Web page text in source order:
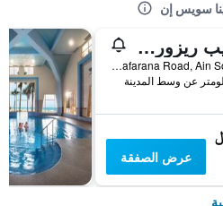
سويس إن
تيوليب ريزورت الجلالة ماجيستك
El Galala Resort, Zafarana Road, Ain Sokhna, مصر
عرض الصفقة